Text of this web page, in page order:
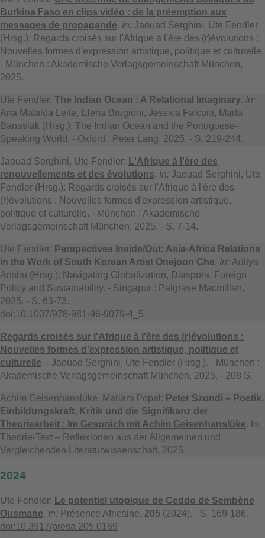
Burkina Faso en clips vidéo : de la préemption aux
messages de propagande. In: Jaouad Serghini, Ute Fendler
(Hrsg.): Regards croisés sur l'Afrique à l'ère des (r)évolutions :
Nouvelles formes d'expression artistique, politique et culturelle.
- München : Akademische Verlagsgemeinschaft München,
2025.
Ute Fendler: The Indian Ocean : A Relational Imaginary. In:
Ana Mafalda Leite, Elena Brugioni, Jessica Falconi, Marta
Banasiak (Hrsg.): The Indian Ocean and the Portuguese-
Speaking World. - Oxford : Peter Lang, 2025. - S. 219-244.
Jaouad Serghini, Ute Fendler: L'Afrique à l'ère des
renouvellements et des évolutions. In: Jaouad Serghini, Ute
Fendler (Hrsg.): Regards croisés sur l'Afrique à l'ère des
(r)évolutions : Nouvelles formes d'expression artistique,
politique et culturelle. - München : Akademische
Verlagsgemeinschaft München, 2025. - S. 7-14.
Ute Fendler: Perspectives Inside/Out: Asia-Africa Relations
in the Work of South Korean Artist Onejoon Che. In: Aditya
Anshu (Hrsg.): Navigating Globalization, Diaspora, Foreign
Policy and Sustainability. - Singapur : Palgrave Macmillan,
2025. - S. 63-73.
doi:10.1007/978-981-96-9079-4_5
Regards croisés sur l'Afrique à l'ère des (r)évolutions :
Nouvelles formes d'expression artistique, politique et
culturelle. - Jaouad Serghini, Ute Fendler (Hrsg.). - München :
Akademische Verlagsgemeinschaft München, 2025. - 208 S.
Achim Geisenhanslüke, Mariam Popal: Peter Szondi – Poetik,
Einbildungskraft, Kritik und die Signifikanz der
Theoriearbeit : Im Gespräch mit Achim Geisenhanslüke. In:
Theorie-Text – Reflexionen aus der Allgemeinen und
Vergleichenden Literaturwissenschaft, 2025
2024
Ute Fendler: Le potentiel utopique de Ceddo de Sembène
Ousmane. In: Présence Africaine, 205 (2024). - S. 169-186.
doi:10.3917/presa.205.0169